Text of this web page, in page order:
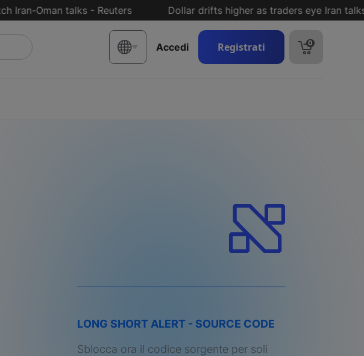
Oman talks - Reuters Dollar drifts higher as traders eye Iran talks
Accedi Registrati 0
LONG SHORT ALERT - SOURCE CODE
Sblocca ora il codice sorgente per soli